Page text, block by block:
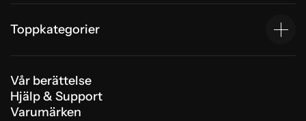
Toppkategorier
Vår berättelse
Hjälp & Support
Varumärken